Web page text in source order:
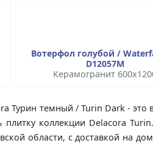
Вотерфол голубой /
D12057M
Керамогранит
темный / Turin Dark - это
коллекции Delacora
области, с доставкой на